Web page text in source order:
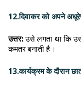
12.दिवाकर को अपने
उत्तर:उसे लगता था कि
कमतर बनाती है।
13.कार्यक्रम के दौरान